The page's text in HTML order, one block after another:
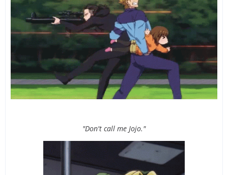
"Don't call me Jojo."